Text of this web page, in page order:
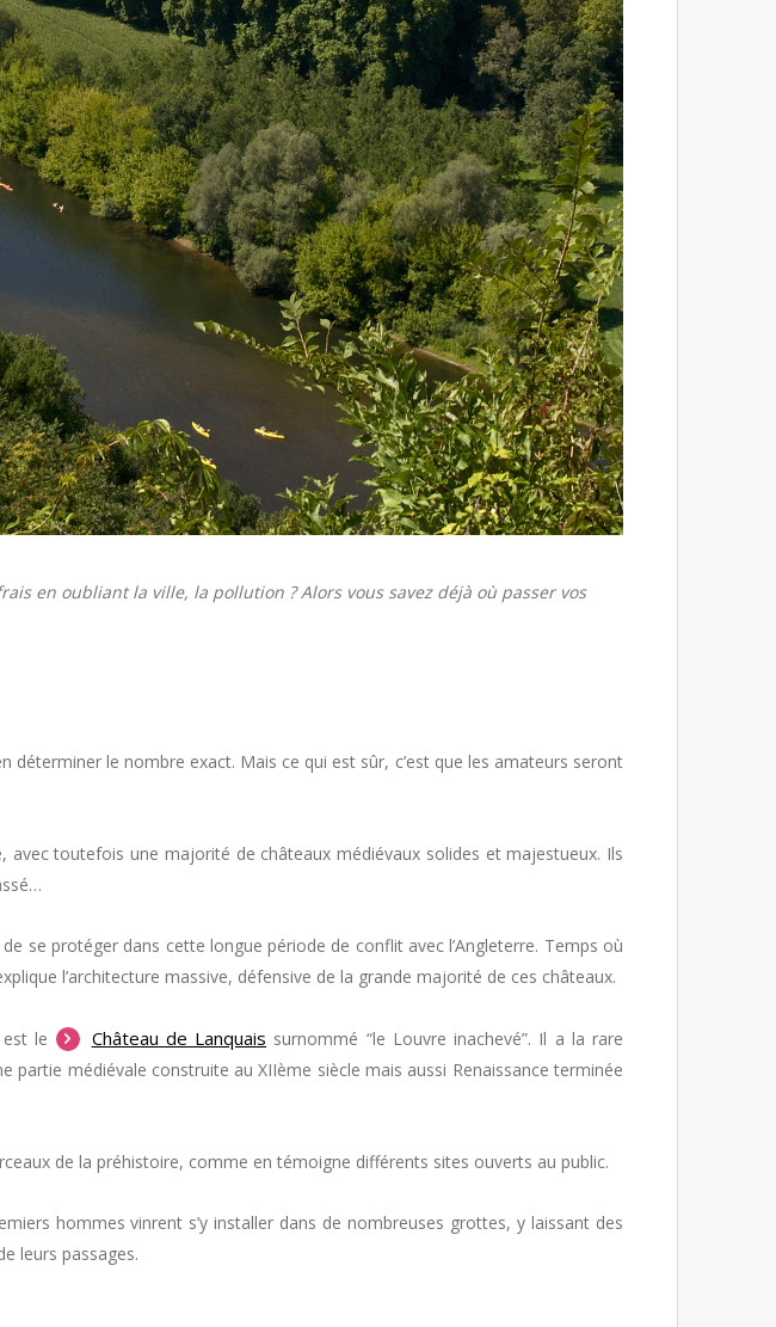
en oubliant la ville, la pollution ? Alors vous savez déjà où passer vos
le nombre exact. Mais ce qui est sûr, c’est que les amateurs seront
toutefois une majorité de châteaux médiévaux solides et majestueux. Ils
se protéger dans cette longue période de conflit avec l’Angleterre. Temps où
l’architecture massive, défensive de la grande majorité de ces châteaux.
est le Château de Lanquais surnommé “le Louvre inachevé”. Il a la rare
partie médiévale construite au XIIème siècle mais aussi Renaissance terminée
de la préhistoire, comme en témoigne différents sites ouverts au public.
hommes vinrent s’y installer dans de nombreuses grottes, y laissant des
leurs passages.